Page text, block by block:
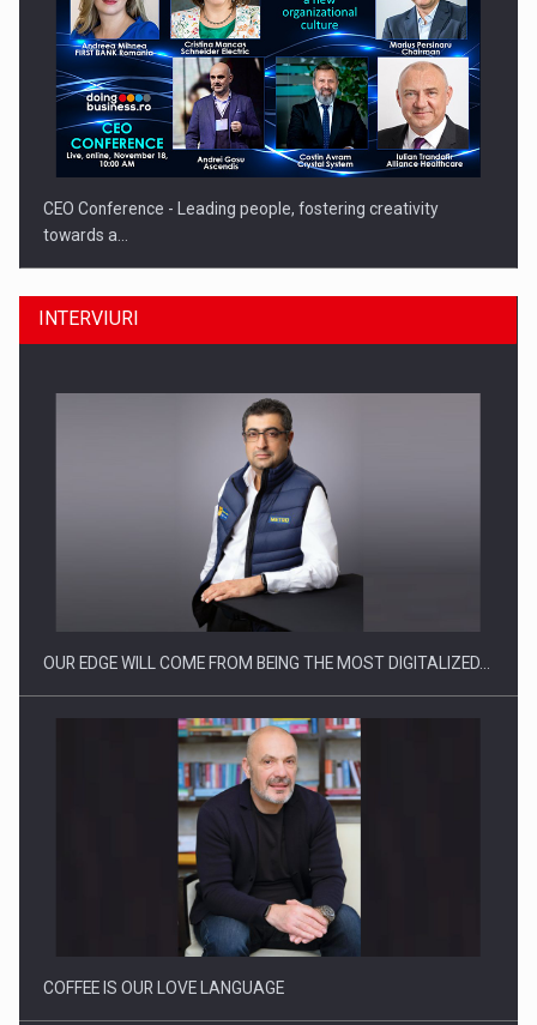
CEO Conference - Leading people, fostering creativity
towards a…
CEO Conference - Shaping The Future - Technology and…
Webinar - Business Evolution-RETHINK STRATEGY-Finantare
Investitii Digitalizare
INTERVIURI
OUR EDGE WILL COME FROM BEING THE MOST DIGITALIZED…
COFFEE IS OUR LOVE LANGUAGE